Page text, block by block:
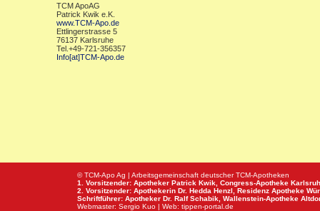
TCM ApoAG
Patrick Kwik e.K.
www.TCM-Apo.de
Ettlingerstrasse 5
76137 Karlsruhe
Tel.+49-721-356357
Info[at]TCM-Apo.de
© TCM-Apo Ag | Arbeitsgemeinschaft deutscher TCM-Apotheken
1. Vorsitzender: Apotheker Patrick Kwik, Congress-Apotheke
2. Vorsitzender: Apothekerin Dr. Hedda Henzl, Residenz Apotheke
Schriftführer: Apotheker Dr. Ralf Schabik, Wallenstein-Apotheke
Webmaster: Sergio Kuo | Web: tippen-portal.de